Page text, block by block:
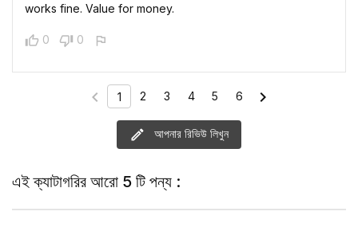
works fine. Value for money.
0 0
chevron_left 1 2 3 4 5 6 chevron_right
আপনার রিভিউ লিখুন
এই ক্যাটাগরির আরো 5 টি পন্য :